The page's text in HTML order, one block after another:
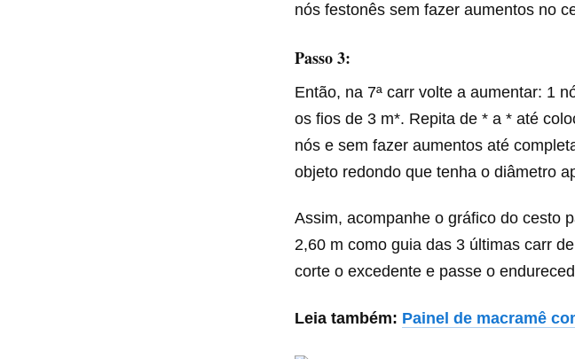
nós festonês sem fazer aumentos no
Passo 3:
Então, na 7ª carr volte a aumentar: 1
os fios de 3 m*. Repita de * a * até
nós e sem fazer aumentos até
objeto redondo que tenha o diâmetro
Assim, acompanhe o gráfico do cesto
2,60 m como guia das 3 últimas carr
corte o excedente e passe o
Leia também: Painel de macramê